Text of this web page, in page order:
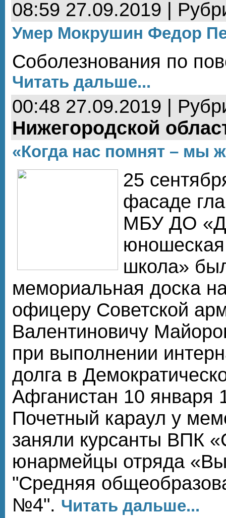
08:59 27.09.2019 |
Умер Мокрушин Федор
Соболезнования по
Читать дальше...
00:48 27.09.2019 |
Нижегородской
«Когда нас помнят – мы
25
фасаде
МБУ ДО
школа»
мемориальная доска
офицеру Советской
Валентиновичу
при выполнении
долга в
Афганистан 10 января
Почетный караул у
заняли курсанты ВПК
юнармейцы отряда
"Средняя
№4". Читать дальше...